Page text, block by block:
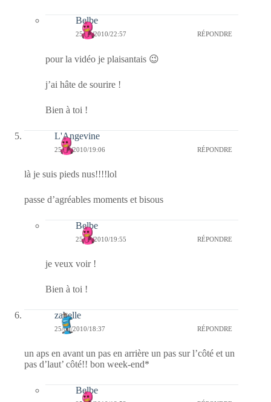
Belbe
25/09/2010/22:57 RÉPONDRE
pour la vidéo je plaisantais 😉
j’ai hâte de sourire !
Bien à toi !
L'Angevine
25/09/2010/19:06 RÉPONDRE
là je suis pieds nus!!!!lol
passe d’agréables moments et bisous
Belbe
25/09/2010/19:55 RÉPONDRE
je veux voir !
Bien à toi !
zabelle
25/09/2010/18:37 RÉPONDRE
un aps en avant un pas en arrière un pas sur l’côté et un
pas d’laut’ côté!! bon week-end*
Belbe